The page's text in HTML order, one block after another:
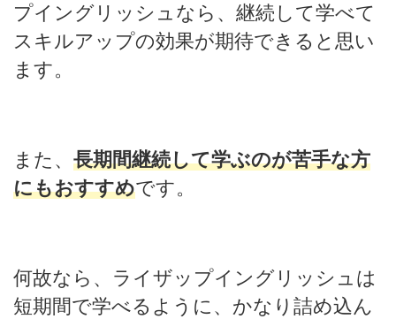
プイングリッシュなら、継続して学べて
スキルアップの効果が期待できると思い
ます。
また、 長期間継続して学ぶのが苦手な方
にもおすすめです。
何故なら、ライザップイングリッシュは
短期間で学べるように、かなり詰め込ん